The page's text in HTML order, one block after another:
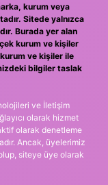
kurum veya
Sitede yalnızca
Burada yer alan
kurum ve kişiler
ve kişiler ile
bilgiler taslak
ve İletişim
olarak hizmet
olarak denetleme
Ancak, üyelerimiz
siteye üye olarak